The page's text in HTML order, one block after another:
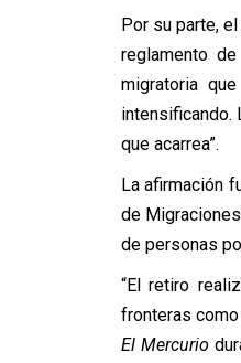
Por su parte,
reglamento
migratoria
que acarrea”.
La afirmación
de
de personas
“El retiro
fronteras
El Mercurio